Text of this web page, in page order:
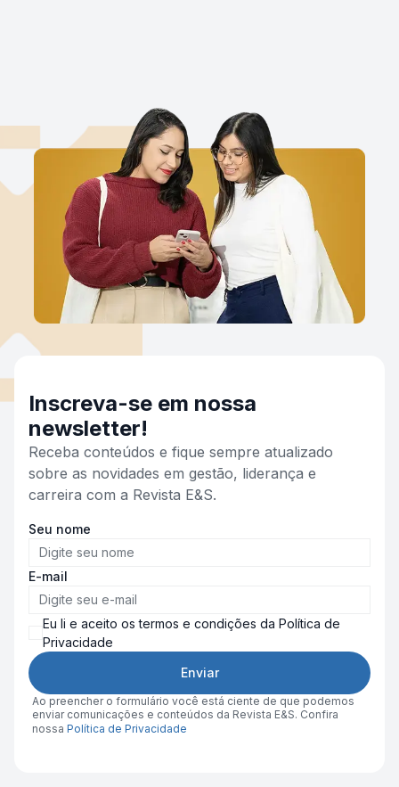
Inscreva-se em nossa
newsletter!
Receba conteúdos e fique sempre atualizado
sobre as novidades em gestão, liderança e
carreira com a Revista E&S.
Seu nome
E-mail
Eu li e aceito os termos e condições da Política de
Privacidade
Enviar
Ao preencher o formulário você está ciente de que podemos
enviar comunicações e conteúdos da Revista E&S. Confira
nossa Política de Privacidade